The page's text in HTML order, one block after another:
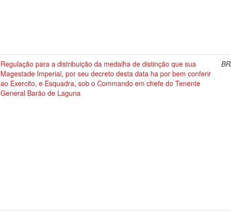
Regulação para a distribuição da medalha de distinção que sua
Magestade Imperial, por seu decreto desta data ha por bem conferir
ao Exercito, e Esquadra, sob o Commando em chefe do Tenente
General Barão de Laguna